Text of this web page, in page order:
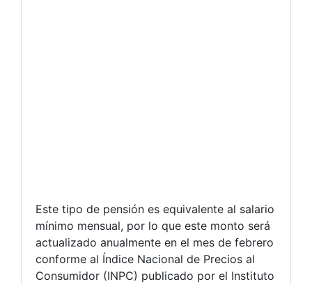
Este tipo de pensión es equivalente al salario
mínimo mensual, por lo que este monto será
actualizado anualmente en el mes de febrero
conforme al Índice Nacional de Precios al
Consumidor (INPC) publicado por el Instituto